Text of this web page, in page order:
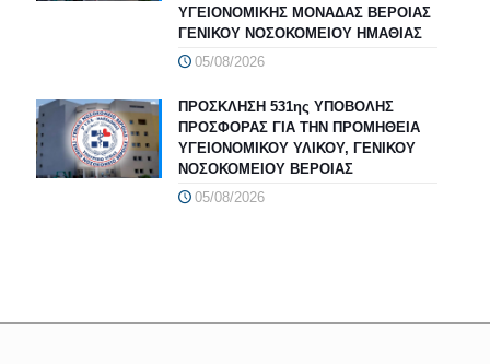
ΥΓΕΙΟΝΟΜΙΚΗΣ ΜΟΝΑΔΑΣ ΒΕΡΟΙΑΣ
ΓΕΝΙΚΟΥ ΝΟΣΟΚΟΜΕΙΟΥ ΗΜΑΘΙΑΣ
05/08/2026
ΠΡΟΣΚΛΗΣΗ 531ης ΥΠΟΒΟΛΗΣ
ΠΡΟΣΦΟΡΑΣ ΓΙΑ ΤΗΝ ΠΡΟΜΗΘΕΙΑ
ΥΓΕΙΟΝΟΜΙΚΟΥ ΥΛΙΚΟΥ, ΓΕΝΙΚΟΥ
ΝΟΣΟΚΟΜΕΙΟΥ ΒΕΡΟΙΑΣ
05/08/2026